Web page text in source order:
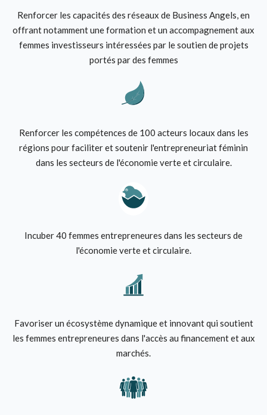
Renforcer les capacités des réseaux de Business Angels, en
offrant notamment une formation et un accompagnement aux
femmes investisseurs intéressées par le soutien de projets
portés par des femmes
Renforcer les compétences de 100 acteurs locaux dans les
régions pour faciliter et soutenir l'entrepreneuriat féminin
dans les secteurs de l'économie verte et circulaire.
Incuber 40 femmes entrepreneures dans les secteurs de
l'économie verte et circulaire.
Favoriser un écosystème dynamique et innovant qui soutient
les femmes entrepreneures dans l'accès au financement et aux
marchés.